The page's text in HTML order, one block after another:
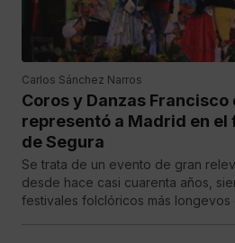
Carlos Sánchez Narros
Coros y Danzas Francisco
representó a Madrid en el
de Segura
Se trata de un evento de gran
desde hace casi cuarenta años,
festivales folclóricos más longevos